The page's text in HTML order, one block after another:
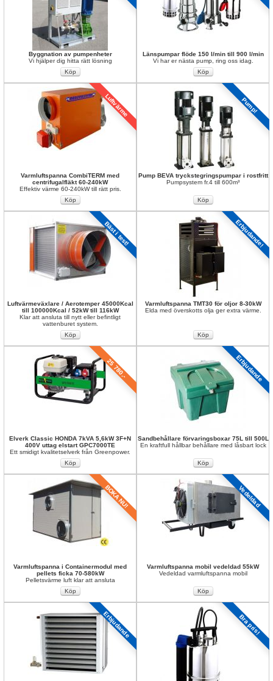
Byggnation av pumpenheter
Vi hjälper dig hitta rätt lösning
Länspumpar flöde 150 l/min till 900 l/min
Vi har er nästa pump, ring oss idag.
Luftvärme
Varmluftspanna CombiTERM med
centrifugalfläkt 60-240kW
Effektiv värme 60-240kW till rätt pris.
Pump!
Pump BEVA tryckstegringspumpar i rostfritt
Pumpsystem fr.4 till 600m³
Bäst i test!
Luftvärmeväxlare / Aerotemper 45000Kcal
till 100000Kcal / 52kW till 116kW
Klar att ansluta till nytt eller befintligt
vattenburet system.
Erbjudande!
Varmluftspanna TMT30 för oljor 8-30kW
Elda med överskotts olja ger extra värme.
25 780.-
Elverk Classic HONDA 7kVA 5,6kW 3F+N
400V uttag elstart GPC7000TE
Ett smidigt kvalitetselverk från Greenpower.
Erbjudande
Sandbehållare förvaringsboxar 75L till 500L
En kraftfull hållbar behållare med låsbart lock
BOKA NU!
Varmluftspanna i Containermodul med
pellets ficka 70-580kW
Pelletsvärme luft klar att ansluta
Vedeldad
Varmluftspanna mobil vedeldad 55kW
Vedeldad varmluftspanna mobil
Erbjudande Bra pris!